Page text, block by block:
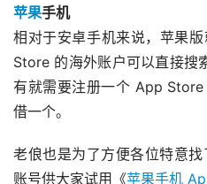
苹果手机
相对于安卓手机来说，苹果
Store 的海外账户可以直接
有就需要注册一个 App
借一个。
老俍也是为了方便各位特意
账号供大家试用《苹果手机